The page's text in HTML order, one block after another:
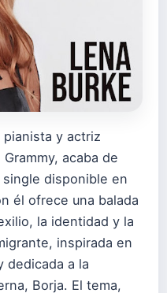
y actriz
acaba de
disponible en
él ofrece una balada
la identidad y la
inspirada en
dedicada a la
Borja. El tema,